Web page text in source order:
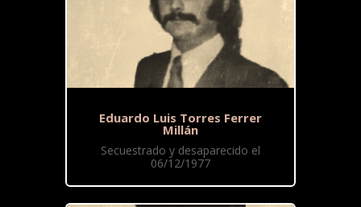
Eduardo Luis Torres Ferrer
Millán
Secuestrado y desaparecido el
06/12/1977